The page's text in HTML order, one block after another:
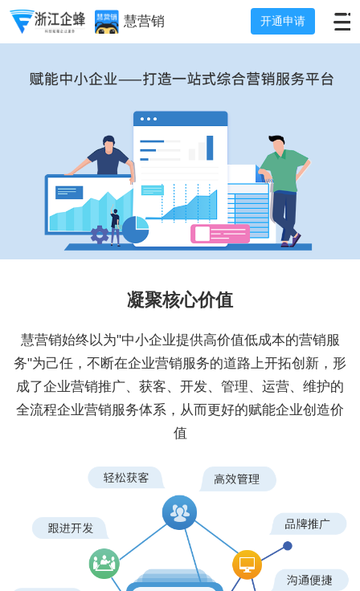
慧营销 开通申请
凝聚核心价值
慧营销始终以为"中小企业提供高价值低成本的营销服
务"为己任，不断在企业营销服务的道路上开拓创新，形
成了企业营销推广、获客、开发、管理、运营、维护的
全流程企业营销服务体系，从而更好的赋能企业创造价
值